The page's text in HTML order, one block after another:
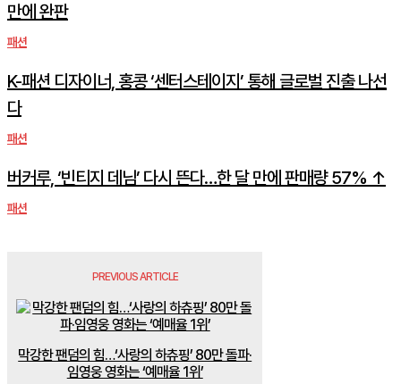
만에 완판
패션
K-패션 디자이너, 홍콩 ‘센터스테이지’ 통해 글로벌 진출 나선
다
패션
버커루, ‘빈티지 데님’ 다시 뜬다…한 달 만에 판매량 57% ↑
패션
PREVIOUS ARTICLE
막강한 팬덤의 힘…‘사랑의 하츄핑’ 80만 돌파·
임영웅 영화는 ‘예매율 1위’